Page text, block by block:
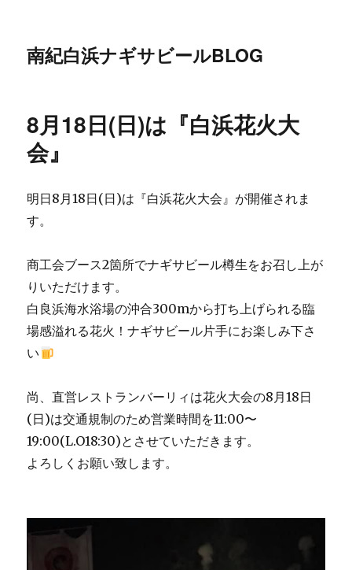
南紀白浜ナギサビールBLOG
8月18日(日)は『白浜花火大
会』
明日8月18日(日)は『白浜花火大会』が開催されま
す。
商工会ブース2箇所でナギサビール樽生をお召し上が
りいただけます。
白良浜海水浴場の沖合300mから打ち上げられる臨
場感溢れる花火！ナギサビール片手にお楽しみ下さ
い
尚、直営レストランバーリィは花火大会の8月18日
(日)は交通規制のため営業時間を11:00〜
19:00(L.O18:30)とさせていただきます。
よろしくお願い致します。